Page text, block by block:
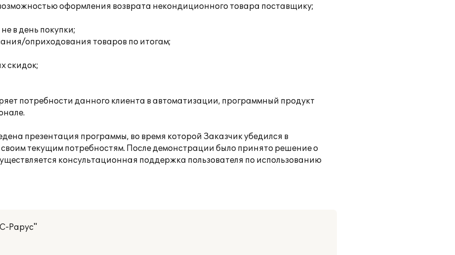
оформления возврата некондиционного товара поставщику;
в день покупки;
оприходования товаров по итогам;
скидок;
потребности данного клиента в автоматизации, программный продукт
презентация программы, во время которой Заказчик убедился в
текущим потребностям. После демонстрации было принято решение о
консультационная поддержка пользователя по использованию
Рарус"